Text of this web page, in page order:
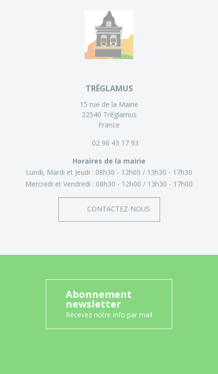
TRÉGLAMUS
15 rue de la Mairie
22540 Tréglamus
France
02 96 43 17 93
Horaires de la mairie
Lundi, Mardi et Jeudi : 08h30 - 12h00
13h30 - 17h30
Mercredi et Vendredi : 08h30 - 12h00 13h30 - 17h00
CONTACTEZ-NOUS
Abonnement
newsletter
Recevez notre info par mail